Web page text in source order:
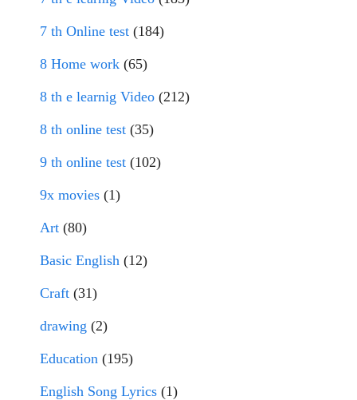
7 th Online test (184)
8 Home work (65)
8 th e learnig Video (212)
8 th online test (35)
9 th online test (102)
9x movies (1)
Art (80)
Basic English (12)
Craft (31)
drawing (2)
Education (195)
English Song Lyrics (1)